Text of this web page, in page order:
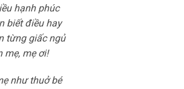
hạnh phúc
biết điều hay
từng giấc ngủ
mẹ, mẹ ơi!
như thuở bé